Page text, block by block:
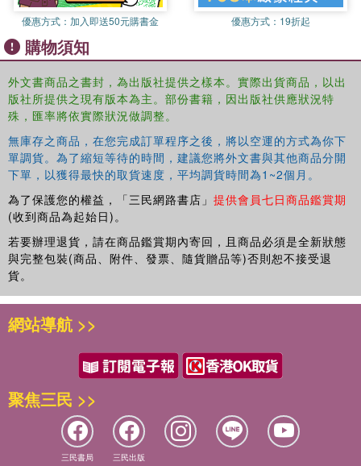
優惠方式： 加入即送50元購書金 優惠方式： 19折起
購物須知
外文書商品之書封，為出版社提供之樣本。實際出貨商品，以出
版社所提供之現有版本為主。部份書籍，因出版社供應狀況特
殊，匯率將依實際狀況做調整。
無庫存之商品，在您完成訂單程序之後，將以空運的方式為你下
單調貨。為了縮短等待的時間，建議您將外文書與其他商品分開
下單，以獲得最快的取貨速度，平均調貨時間為1~2個月。
為了保護您的權益，「三民網路書店」 提供會員七日商品鑑賞期
(收到商品為起始日)。
若要辦理退貨，請在商品鑑賞期內寄回，且商品必須是全新狀態
與完整包裝(商品、附件、發票、隨貨贈品等)否則恕不接受退
貨。
網站導航 >>
聚焦三民 >>
三民書局 三民出版